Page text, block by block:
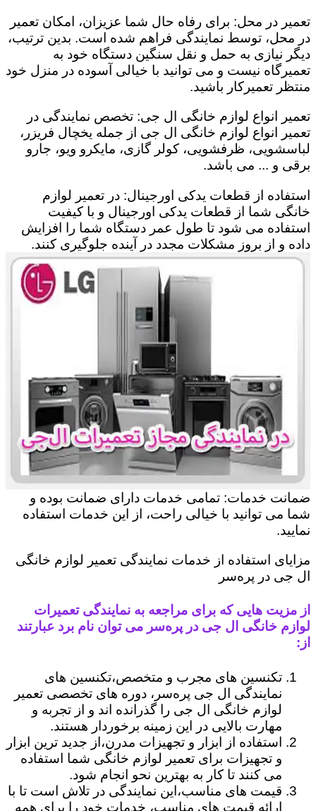
تعمیر در محل: برای رفاه حال شما عزیزان، امکان تعمیر
در محل، توسط نمایندگی فراهم شده است. بدین ترتیب،
دیگر نیازی به حمل و نقل سنگین دستگاه خود به
تعمیرگاه نیست و می توانید با خیالی آسوده در منزل خود
منتظر تعمیرکار باشید.
تعمیر انواع لوازم خانگی ال جی: تخصص نمایندگی در
تعمیر انواع لوازم خانگی ال جی از جمله یخچال فریزر،
لباسشویی، ظرفشویی، کولر گازی، مایکرو ویو، جارو
برقی و ... می باشد.
استفاده از قطعات یدکی اورجینال: در تعمیر لوازم
خانگی شما از قطعات یدکی اورجینال و با کیفیت
استفاده می شود تا طول عمر دستگاه شما را افزایش
داده و از بروز مشکلات مجدد در آینده جلوگیری کنند.
ضمانت خدمات: تمامی خدمات دارای ضمانت بوده و
شما می توانید با خیالی راحت، از این خدمات استفاده
نمایید.
مزایای استفاده از خدمات نمایندگی تعمیر لوازم خانگی
ال جی در پره‌سر
از مزیت هایی که برای مراجعه به نمایندگی تعمیرات
لوازم خانگی ال جی در پره‌سر می توان نام برد عبارتند
از:
تکنسین های مجرب و متخصص،تکنسین های
نمایندگی ال جی پره‌سر، دوره های تخصصی تعمیر
لوازم خانگی ال جی را گذرانده اند و از تجربه و
مهارت بالایی در این زمینه برخوردار هستند.
استفاده از ابزار و تجهیزات مدرن،از جدید ترین ابزار
و تجهیزات برای تعمیر لوازم خانگی شما استفاده
می کنند تا کار به بهترین نحو انجام شود.
قیمت های مناسب،این نمایندگی در تلاش است تا با
ارائه قیمت های مناسب، خدمات خود را برای همه